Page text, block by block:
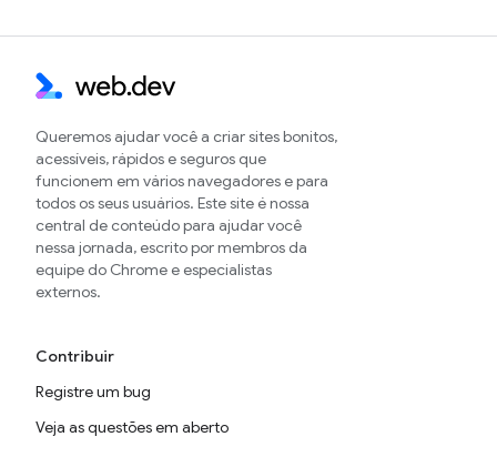
Queremos ajudar você a criar sites bonitos,
acessíveis, rápidos e seguros que
funcionem em vários navegadores e para
todos os seus usuários. Este site é nossa
central de conteúdo para ajudar você
nessa jornada, escrito por membros da
equipe do Chrome e especialistas
externos.
Contribuir
Registre um bug
Veja as questões em aberto